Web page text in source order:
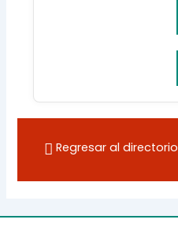
Regresar al directorio